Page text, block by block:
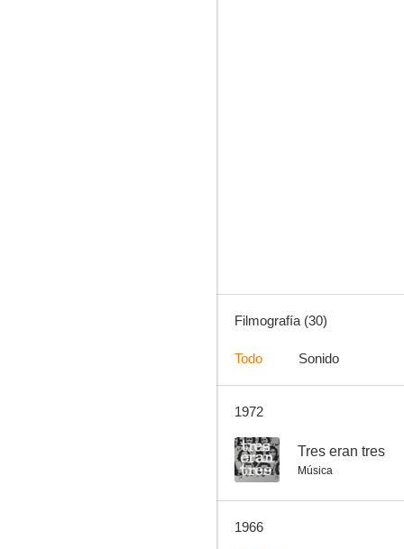
Mi canción es para ti
--
Filmografía (30)
Todo Sonido
1972
-- Tres eran tres
Música
1966